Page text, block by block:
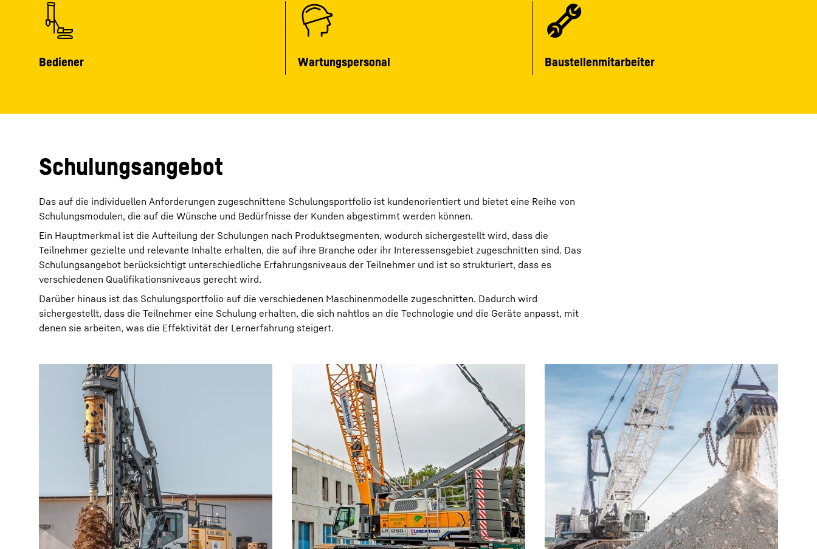
Bediener Wartungspersonal Baustellenmitarbeiter
Schulungsangebot
Das auf die individuellen Anforderungen zugeschnittene Schulungsportfolio ist kundenorientiert und bietet eine Reihe von
Schulungsmodulen, die auf die Wünsche und Bedürfnisse der Kunden abgestimmt werden können.
Ein Hauptmerkmal ist die Aufteilung der Schulungen nach Produktsegmenten, wodurch sichergestellt wird, dass die
Teilnehmer gezielte und relevante Inhalte erhalten, die auf ihre Branche oder ihr Interessensgebiet zugeschnitten sind. Das
Schulungsangebot berücksichtigt unterschiedliche Erfahrungsniveaus der Teilnehmer und ist so strukturiert, dass es
verschiedenen Qualifikationsniveaus gerecht wird.
Darüber hinaus ist das Schulungsportfolio auf die verschiedenen Maschinenmodelle zugeschnitten. Dadurch wird
sichergestellt, dass die Teilnehmer eine Schulung erhalten, die sich nahtlos an die Technologie und die Geräte anpasst, mit
denen sie arbeiten, was die Effektivität der Lernerfahrung steigert.